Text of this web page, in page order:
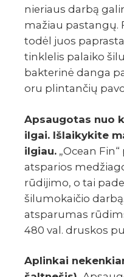
nie­riaus darbą
mažiau pastangų.
todėl juos
tinkle­lis palaiko
bak­te­rinė danga
oru plin­tan­čių
Apsaugotas nuo
ilgai. Išlaikykite
ilgiau. „Ocean
atsparios
rūdijimo, o tai
šilumokaičio
atsparumas
480 val. druskos
Aplin­kai